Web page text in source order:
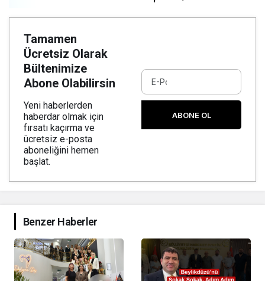
Tamamen
Ücretsiz Olarak
Bültenimize
Abone Olabilirsin
Yeni haberlerden
haberdar olmak için
fırsatı kaçırma ve
ücretsiz e-posta
aboneliğini hemen
başlat.
ABONE OL
Benzer Haberler